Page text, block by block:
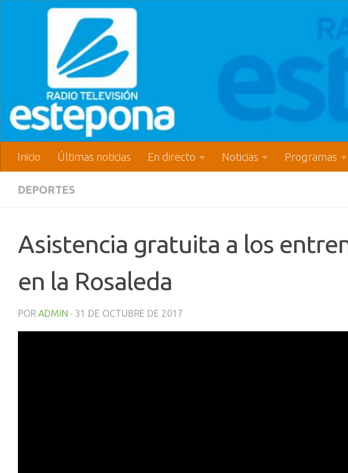
Inicio Últimas noticias En directo Noticias Programas
DEPORTES
Asistencia gratuita a los
en la Rosaleda
POR ADMIN · 31 DE OCTUBRE DE 2017